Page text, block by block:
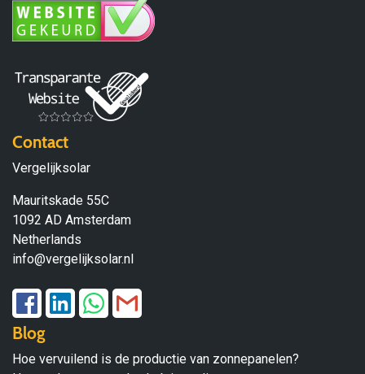
Contact
Vergelijksolar
Mauritskade 55C
1092 AD Amsterdam
Netherlands
info@vergelijksolar.nl
Blog
Hoe vervuilend is de productie van zonnepanelen?